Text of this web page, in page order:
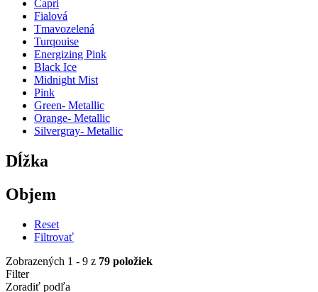
Capri
Fialová
Tmavozelená
Turqouise
Energizing Pink
Black Ice
Midnight Mist
Pink
Green- Metallic
Orange- Metallic
Silvergray- Metallic
Dĺžka
Objem
Reset
Filtrovať
Zobrazených 1 - 9 z 79 položiek
Filter
Zoradiť podľa